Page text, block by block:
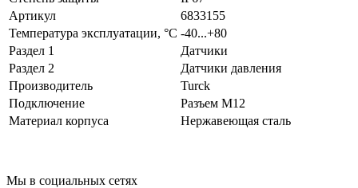
Артикул
6833155
Температура эксплуатации, °С -40...+80
Раздел 1
Датчики
Раздел 2
Датчики давления
Производитель
Turck
Подключение
Разъем M12
Материал корпуса
Нержавеющая сталь
Мы в социальных сетях